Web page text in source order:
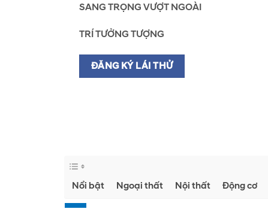
SANG TRỌNG VƯỢT NGOÀI
TRÍ TƯỞNG TƯỢNG
ĐĂNG KÝ LÁI THỬ
Nổi bật Ngoại thất Nội thất Động cơ